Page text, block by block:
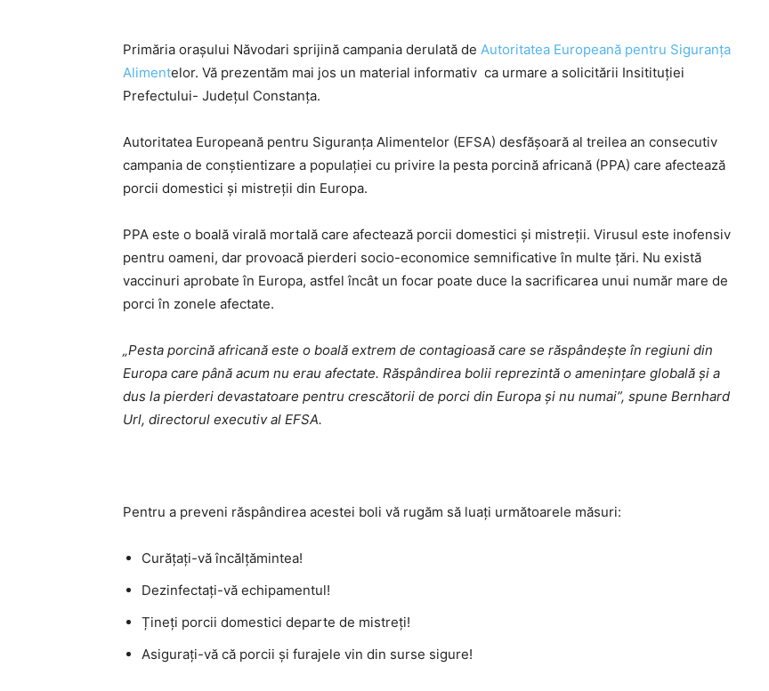
Primăria orașului Năvodari sprijină campania derulată de Autoritatea Europeană pentru Siguranța
Alimentelor. Vă prezentăm mai jos un material informativ ca urmare a solicitării Insitituției
Prefectului- Județul Constanța.
Autoritatea Europeană pentru Siguranța Alimentelor (EFSA) desfășoară al treilea an consecutiv
campania de conștientizare a populației cu privire la pesta porcină africană (PPA) care afectează
porcii domestici și mistreții din Europa.
PPA este o boală virală mortală care afectează porcii domestici și mistreții. Virusul este inofensiv
pentru oameni, dar provoacă pierderi socio-economice semnificative în multe țări. Nu există
vaccinuri aprobate în Europa, astfel încât un focar poate duce la sacrificarea unui număr mare de
porci în zonele afectate.
„Pesta porcină africană este o boală extrem de contagioasă care se răspândește în regiuni din
Europa care până acum nu erau afectate. Răspândirea bolii reprezintă o amenințare globală și a
dus la pierderi devastatoare pentru crescătorii de porci din Europa și nu numai”, spune Bernhard
Url, directorul executiv al EFSA.
Pentru a preveni răspândirea acestei boli vă rugăm să luați următoarele măsuri:
Curățați-vă încălțămintea!
Dezinfectați-vă echipamentul!
Țineți porcii domestici departe de mistreți!
Asigurați-vă că porcii și furajele vin din surse sigure!